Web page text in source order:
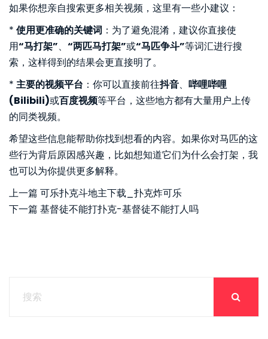
如果你想亲自搜索更多相关视频，这里有一些小建议：
* 使用更准确的关键词 ：为了避免混淆，建议你直接使
用“马打架”、 “两匹马打架”或“马匹争斗”等词汇进行搜
索，这样得到的结果会更直接明了。
* 主要的视频平台 ：你可以直接前往抖音、 哔哩哔哩
(Bilibili)或百度视频等平台，这些地方都有大量用户上传
的同类视频。
希望这些信息能帮助你找到想看的内容。如果你对马匹的这
些行为背后原因感兴趣，比如想知道它们为什么会打架，我
也可以为你提供更多解释。
上一篇 可乐扑克斗地主下载_扑克炸可乐
下一篇 基督徒不能打扑克-基督徒不能打人吗